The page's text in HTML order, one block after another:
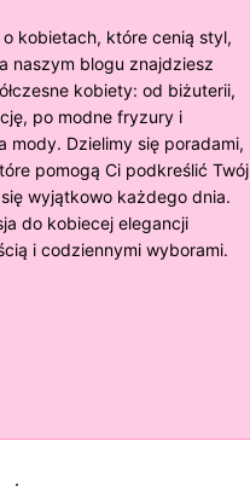
kobietach, które cenią styl,
naszym blogu znajdziesz
kobiety: od biżuterii,
po modne fryzury i
mody. Dzielimy się poradami,
pomogą Ci podkreślić Twój
wyjątkowo każdego dnia.
do kobiecej elegancji
i codziennymi wyborami.